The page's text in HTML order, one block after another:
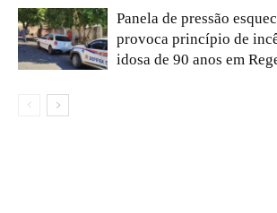
Panela de pressão
provoca princípio de
idosa de 90 anos em